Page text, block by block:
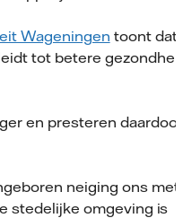
Wageningen toont dat
tot betere
en presteren daardoor
neiging ons met
stedelijke omgeving is